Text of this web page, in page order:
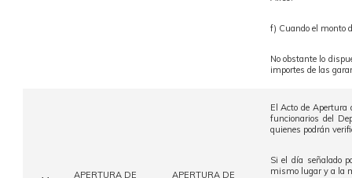
f) Cuando el monto
No obstante lo
importes de las
APERTURA DE
APERTURA DE
El Acto de Apertura
funcionarios del
quienes podrán
Si el día señalado
mismo lugar y a la